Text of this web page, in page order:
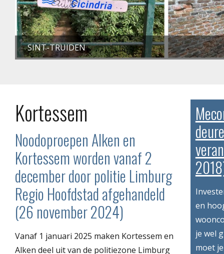
SINT-TRUIDEN
Kortessem
Noodoproepen Alken en
Kortessem worden vanaf 2
december door politie Limburg
Regio Hoofdstad afgehandeld
(26 november 2024)
Vanaf 1 januari 2025 maken Kortessem en
Alken deel uit van de politiezone Limburg
en
je wel
moet